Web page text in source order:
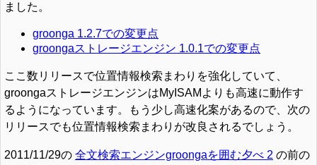
ました。
groonga 1.2.7での変更点
groongaストレージエンジン 1.0.1での変更点
ここ数リリースで位置情報検索まわりを強化していて、
groongaストレージエンジンはMyISAMよりも高速に動作す
るようになっています。もう少し高速化案があるので、次の
リリースでも位置情報検索まわりが改良されるでしょう。
2011/11/29の 全文検索エンジンgroongaを囲む夕べ 2 の前の